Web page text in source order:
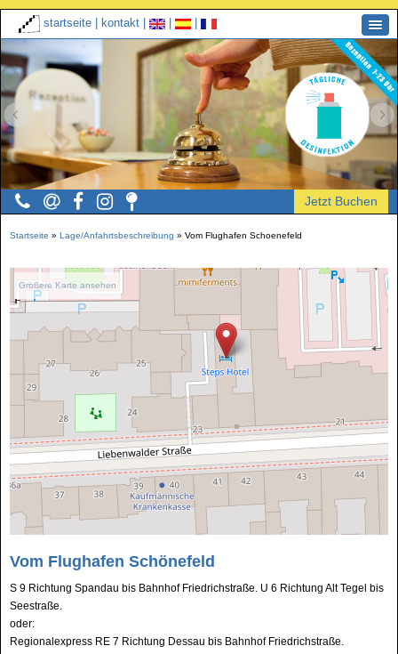
startseite kontakt
Startseite » Lage/Anfahrtsbeschreibung » Vom Flughafen Schoenefeld
Größere Karte ansehen
Vom Flughafen Schönefeld
S 9 Richtung Spandau bis Bahnhof Friedrichstraße. U 6 Richtung Alt Tegel bis
Seestraße.
oder:
Regionalexpress RE 7 Richtung Dessau bis Bahnhof Friedrichstraße.